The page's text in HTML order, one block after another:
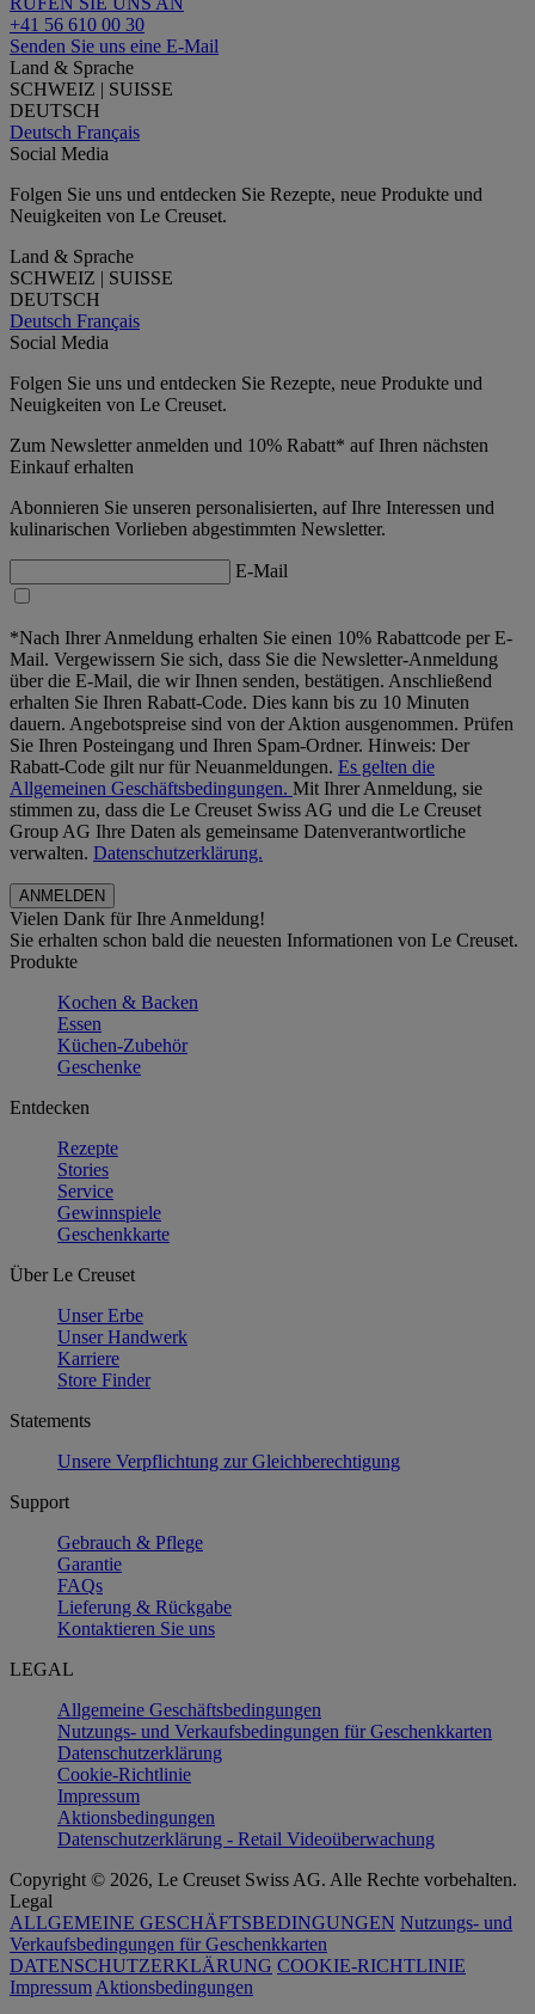
+41 56 610 00 30
Senden Sie uns eine E-Mail
Land & Sprache
SCHWEIZ | SUISSE
DEUTSCH
Deutsch Français
Social Media
Folgen Sie uns und entdecken Sie Rezepte, neue Produkte und
Neuigkeiten von Le Creuset.
Land & Sprache
SCHWEIZ | SUISSE
DEUTSCH
Deutsch Français
Social Media
Folgen Sie uns und entdecken Sie Rezepte, neue Produkte und
Neuigkeiten von Le Creuset.
Zum Newsletter anmelden und 10% Rabatt* auf Ihren nächsten
Einkauf erhalten
Abonnieren Sie unseren personalisierten, auf Ihre Interessen und
kulinarischen Vorlieben abgestimmten Newsletter.
E-Mail
*Nach Ihrer Anmeldung erhalten Sie einen 10% Rabattcode per E-
Mail. Vergewissern Sie sich, dass Sie die Newsletter-Anmeldung
über die E-Mail, die wir Ihnen senden, bestätigen. Anschließend
erhalten Sie Ihren Rabatt-Code. Dies kann bis zu 10 Minuten
dauern. Angebotspreise sind von der Aktion ausgenommen. Prüfen
Sie Ihren Posteingang und Ihren Spam-Ordner. Hinweis: Der
Rabatt-Code gilt nur für Neuanmeldungen. Es gelten die
Allgemeinen Geschäftsbedingungen. Mit Ihrer Anmeldung, sie
stimmen zu, dass die Le Creuset Swiss AG und die Le Creuset
Group AG Ihre Daten als gemeinsame Datenverantwortliche
verwalten. Datenschutzerklärung.
Vielen Dank für Ihre Anmeldung!
Sie erhalten schon bald die neuesten Informationen von Le Creuset.
Produkte
Kochen & Backen
Essen
Küchen-Zubehör
Geschenke
Entdecken
Rezepte
Stories
Service
Gewinnspiele
Geschenkkarte
Über Le Creuset
Unser Erbe
Unser Handwerk
Karriere
Store Finder
Statements
Unsere Verpflichtung zur Gleichberechtigung
Support
Gebrauch & Pflege
Garantie
FAQs
Lieferung & Rückgabe
Kontaktieren Sie uns
LEGAL
Allgemeine Geschäftsbedingungen
Nutzungs- und Verkaufsbedingungen für Geschenkkarten
Datenschutzerklärung
Cookie-Richtlinie
Impressum
Aktionsbedingungen
Datenschutzerklärung - Retail Videoüberwachung
Copyright © 2026, Le Creuset Swiss AG. Alle Rechte vorbehalten.
Legal
ALLGEMEINE GESCHÄFTSBEDINGUNGEN Nutzungs- und
Verkaufsbedingungen für Geschenkkarten
DATENSCHUTZERKLÄRUNG COOKIE-RICHTLINIE
Impressum Aktionsbedingungen